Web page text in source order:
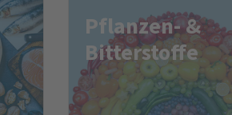
Pflanzen- &
Bitterstoffe